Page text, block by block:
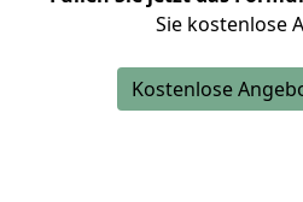
Sie kostenlose
Kostenlose